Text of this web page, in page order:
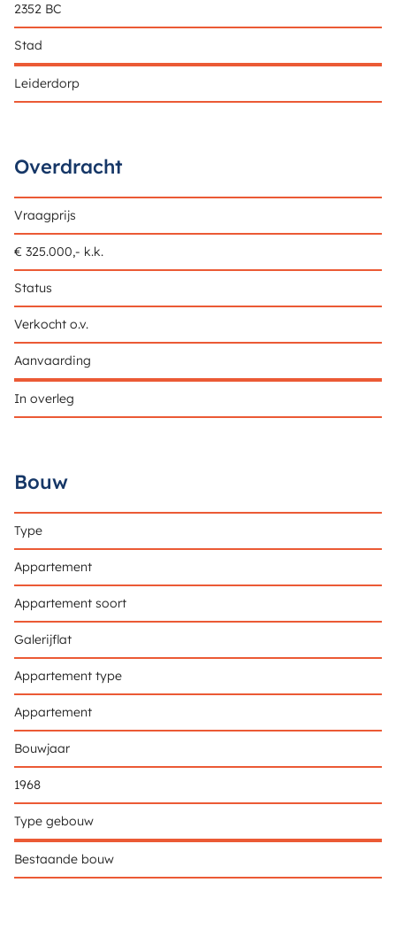
2352 BC
Stad
Leiderdorp
Overdracht
Vraagprijs
€ 325.000,- k.k.
Status
Verkocht o.v.
Aanvaarding
In overleg
Bouw
Type
Appartement
Appartement soort
Galerijflat
Appartement type
Appartement
Bouwjaar
1968
Type gebouw
Bestaande bouw